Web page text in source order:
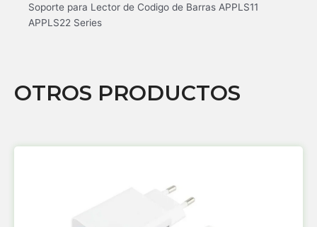
Soporte para Lector de Codigo de Barras APPLS11
APPLS22 Series
OTROS PRODUCTOS